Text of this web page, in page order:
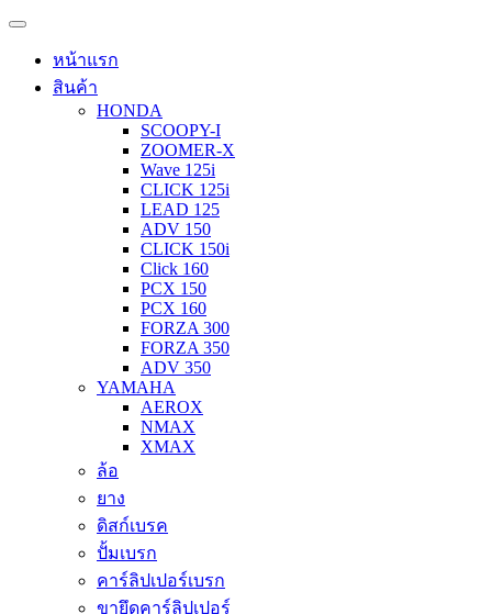
หน้าแรก
สินค้า
HONDA
SCOOPY-I
ZOOMER-X
Wave 125i
CLICK 125i
LEAD 125
ADV 150
CLICK 150i
Click 160
PCX 150
PCX 160
FORZA 300
FORZA 350
ADV 350
YAMAHA
AEROX
NMAX
XMAX
ล้อ
ยาง
ดิสก์เบรค
ปั้มเบรก
คาร์ลิปเปอร์เบรก
ขายึดคาร์ลิปเปอร์